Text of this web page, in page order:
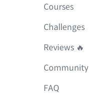
Courses
Challenges
Reviews 🔥
Community
FAQ